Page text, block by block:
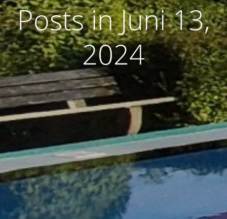
Posts in Juni 13,
2024